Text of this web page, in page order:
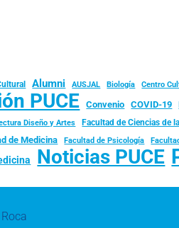
Alumni AUSJAL Biología Centro
PUCE Convenio COVID-19
Diseño y Artes Facultad de Ciencias de
de Medicina Facultad de Psicología
Noticias PUCE